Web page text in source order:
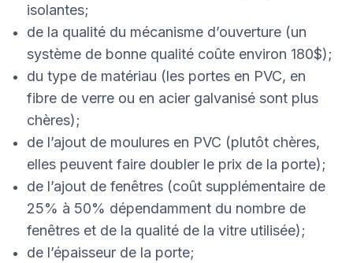
isolantes;
de la qualité du mécanisme d’ouverture (un
système de bonne qualité coûte environ 180$);
du type de matériau (les portes en PVC, en
fibre de verre ou en acier galvanisé sont plus
chères);
de l’ajout de moulures en PVC (plutôt chères,
elles peuvent faire doubler le prix de la porte);
de l’ajout de fenêtres (coût supplémentaire de
25% à 50% dépendamment du nombre de
fenêtres et de la qualité de la vitre utilisée);
de l’épaisseur de la porte;